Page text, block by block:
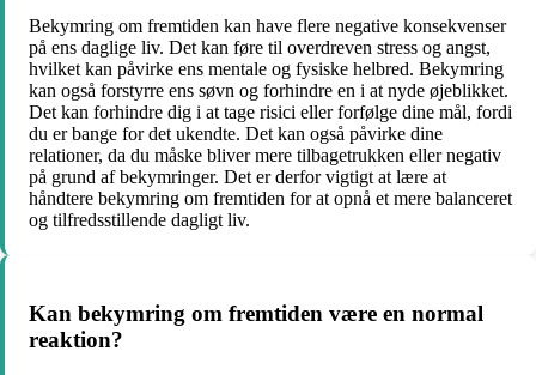
Bekymring om fremtiden kan have flere negative konsekvenser
på ens daglige liv. Det kan føre til overdreven stress og angst,
hvilket kan påvirke ens mentale og fysiske helbred. Bekymring
kan også forstyrre ens søvn og forhindre en i at nyde øjeblikket.
Det kan forhindre dig i at tage risici eller forfølge dine mål, fordi
du er bange for det ukendte. Det kan også påvirke dine
relationer, da du måske bliver mere tilbagetrukken eller negativ
på grund af bekymringer. Det er derfor vigtigt at lære at
håndtere bekymring om fremtiden for at opnå et mere balanceret
og tilfredsstillende dagligt liv.
Kan bekymring om fremtiden være en normal
reaktion?